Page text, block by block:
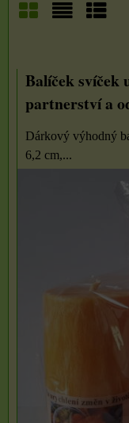
Balíček svíček
partnerství a
Dárkový výhodný
6,2 cm,...